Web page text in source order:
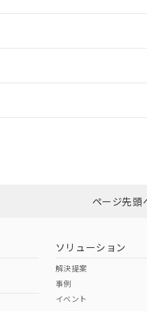
ダウンロードはこちらページ先頭
ソリューション
解決提案
事例
イベント